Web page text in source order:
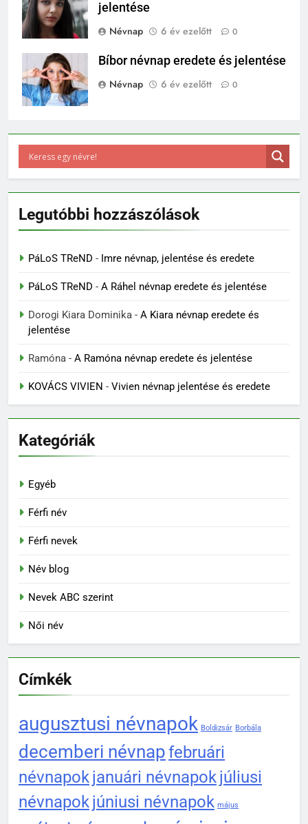
jelentése
Névnap
6 év ezelőtt 0
Bíbor névnap eredete és jelentése
Névnap
6 év ezelőtt 0
Legutóbbi hozzászólások
PáLoS TReND - Imre névnap, jelentése és eredete
PáLoS TReND - A Ráhel névnap eredete és jelentése
Dorogi Kiara Dominika - A Kiara névnap eredete és
jelentése
Ramóna - A Ramóna névnap eredete és jelentése
KOVÁCS VIVIEN - Vivien névnap jelentése és eredete
Kategóriák
Egyéb
Férfi név
Férfi nevek
Név blog
Nevek ABC szerint
Női név
Címkék
augusztusi névnapok Boldizsár Borbála
decemberi névnapfebruári
névnapokjanuári névnapokjúliusi
névnapokjúniusi névnapok május